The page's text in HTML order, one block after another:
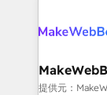
clients gain
market execution. Why B2B
Secure: Soc2
提供元：